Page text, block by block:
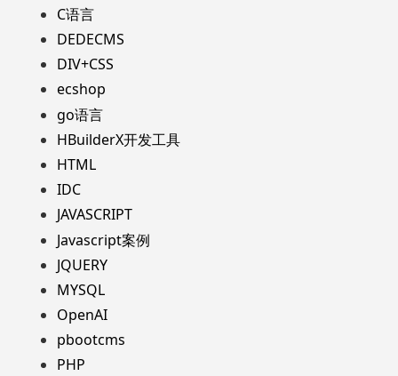
C语言
DEDECMS
DIV+CSS
ecshop
go语言
HBuilderX开发工具
HTML
IDC
JAVASCRIPT
Javascript案例
JQUERY
MYSQL
OpenAI
pbootcms
PHP